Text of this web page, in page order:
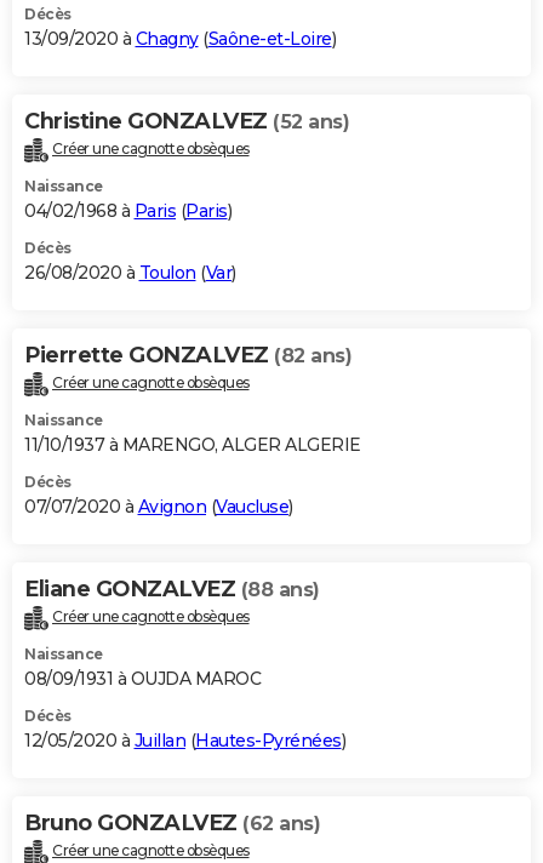
Décès
13/09/2020 à Chagny(Saône-et-Loire)
Christine GONZALVEZ (52 ans)
Créer une cagnotte obsèques
Naissance
04/02/1968 à Paris (Paris)
Décès
26/08/2020 à Toulon (Var)
Pierrette GONZALVEZ (82 ans)
Créer une cagnotte obsèques
Naissance
11/10/1937 à MARENGO, ALGER ALGERIE
Décès
07/07/2020 à Avignon (Vaucluse)
Eliane GONZALVEZ (88 ans)
Créer une cagnotte obsèques
Naissance
08/09/1931 à OUJDA MAROC
Décès
12/05/2020 à Juillan (Hautes-Pyrénées)
Bruno GONZALVEZ (62 ans)
Créer une cagnotte obsèques